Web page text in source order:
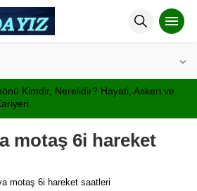
Kimdir, Nerelidir? Hayati, Askeri ve
motaş 6i hareket
motaş 6i hareket saatleri